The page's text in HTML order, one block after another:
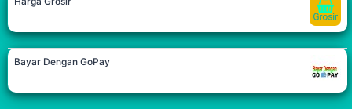
Bayar Dengan GoPay